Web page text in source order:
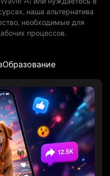
наша альтернатива
необходимые для
процессов.
Образование